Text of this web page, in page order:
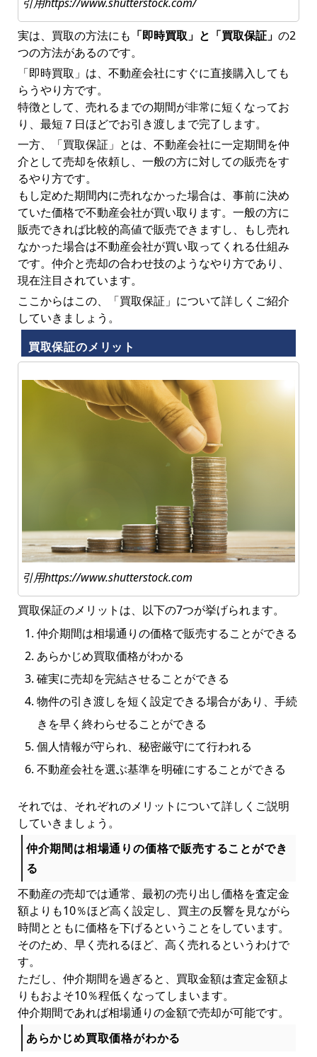
実は、買取の方法にも 「即時買取」と「買取保証」 の2
つの方法があるのです。
「即時買取」は、不動産会社にすぐに直接購入しても
らうやり方です。
特徴として、売れるまでの期間が非常に短くなってお
り、最短７日ほどでお引き渡しまで完了します。
一方、「買取保証」とは、不動産会社に一定期間を仲
介として売却を依頼し、一般の方に対しての販売をす
るやり方です。
もし定めた期間内に売れなかった場合は、事前に決め
ていた価格で不動産会社が買い取ります。一般の方に
販売できれば比較的高値で販売できますし、もし売れ
なかった場合は不動産会社が買い取ってくれる仕組み
です。仲介と売却の合わせ技のようなやり方であり、
現在注目されています。
ここからはこの、「買取保証」について詳しくご紹介
していきましょう。
買取保証のメリット
引用https://www.shutterstock.com
買取保証のメリットは、以下の7つが挙げられます。
仲介期間は相場通りの価格で販売することができる
あらかじめ買取価格がわかる
確実に売却を完結させることができる
物件の引き渡しを短く設定できる場合があり、手続
きを早く終わらせることができる
個人情報が守られ、秘密厳守にて行われる
不動産会社を選ぶ基準を明確にすることができる
それでは、それぞれのメリットについて詳しくご説明
していきましょう。
仲介期間は相場通りの価格で販売することができ
る
不動産の売却では通常、最初の売り出し価格を査定金
額よりも10％ほど高く設定し、買主の反響を見ながら
時間とともに価格を下げるということをしています。
そのため、早く売れるほど、高く売れるというわけで
す。
ただし、仲介期間を過ぎると、買取金額は査定金額よ
りもおよそ10％程低くなってしまいます。
仲介期間であれば相場通りの金額で売却が可能です。
あらかじめ買取価格がわかる